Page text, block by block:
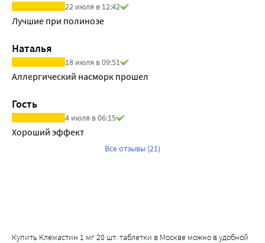
22 июля в 12:42
Лучшие при полинозе
Наталья
18 июля в 09:51
Аллергический насморк прошел
Гость
4 июля в 06:15
Хороший эффект
Все отзывы (21)
Купить Клемастин 1 мг 20 шт. таблетки в Москве можно в удобной